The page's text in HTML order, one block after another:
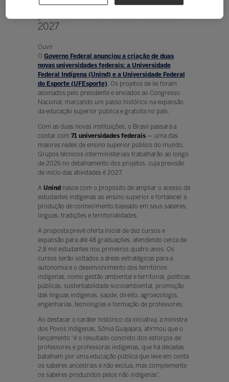
Federal do Esporte, ambas com
previsão de início das atividades em
2027
Ouvir
O Governo Federal anunciou a criação de duas
novas universidades federais: a Universidade
Federal Indígena (Unind)e a Universidade Federal
do Esporte (UFEsporte). Os projetos de lei foram
assinados pelo presidente e enviados ao Congresso
Nacional, marcando um passo histórico na expansão
da educação superior pública e gratuita no país.
Com as duas novas instituições, o Brasil passará a
contar com 71 universidades federais— uma das
maiores redes de ensino superior público do mundo.
Grupos técnicos interministeriais trabalharão ao longo
de 2026 no detalhamento dos projetos, cuja previsão
de início das atividades é 2027.
A Unind nasce com o propósito de ampliar o acesso de
estudantes indígenas ao ensino superior e fortalecer a
produção de conhecimento baseado em seus saberes,
línguas, tradições e territorialidades.
A proposta prevê oferta inicial de dez cursos e
expansão para até 48 graduações, atendendo cerca de
2,8 mil estudantes nos primeiros quatro anos. Os
cursos serão voltados a áreas estratégicas para a
autonomia e o desenvolvimento dos territórios
indígenas, como gestão ambiental e territorial, políticas
públicas, sustentabilidade socioambiental, promoção
das línguas indígenas, saúde, direito, agroecologia,
engenharias, tecnologias e formação de professores.
Ao destacar o caráter histórico da iniciativa, a ministra
dos Povos Indígenas, Sônia Guajajara, afirmou que o
lançamento “é o resultado concreto dos esforços de
professores e professoras indígenas, que há décadas
batalham por uma educação pública que leve em conta
os saberes ancestrais e não exclua, mas complemente
os saberes produzidos pelos não indígenas”.